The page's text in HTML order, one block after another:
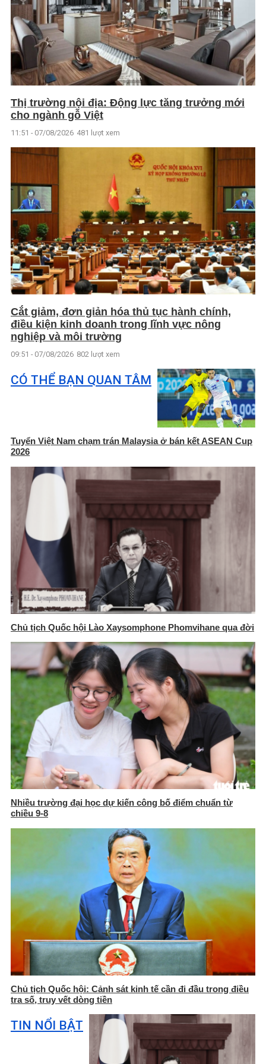
Thị trường nội địa: Động lực tăng trưởng mới
cho ngành gỗ Việt
11:51 - 07/08/2026 481 lượt xem
Cắt giảm, đơn giản hóa thủ tục hành chính,
điều kiện kinh doanh trong lĩnh vực nông
nghiệp và môi trường
09:51 - 07/08/2026 802 lượt xem
CÓ THỂ BẠN QUAN TÂM
Tuyển Việt Nam chạm trán Malaysia ở bán kết ASEAN Cup
2026
Chủ tịch Quốc hội Lào Xaysomphone Phomvihane qua đời
Nhiều trường đại học dự kiến công bố điểm chuẩn từ
chiều 9-8
Chủ tịch Quốc hội: Cảnh sát kinh tế cần đi đầu trong điều
tra số, truy vết dòng tiền
TIN NỔI BẬT